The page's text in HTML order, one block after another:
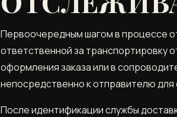
Первоочередным шагом в процессе
ответственной за транспортировку
оформления заказа или в
непосредственно к отправителю для
После идентификации службы